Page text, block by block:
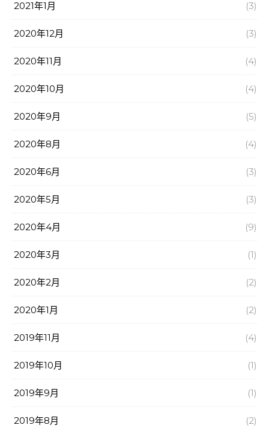
2021年1月 (3)
2020年12月 (3)
2020年11月 (4)
2020年10月 (4)
2020年9月 (5)
2020年8月 (4)
2020年6月 (3)
2020年5月 (3)
2020年4月 (9)
2020年3月 (1)
2020年2月 (2)
2020年1月 (2)
2019年11月 (4)
2019年10月 (1)
2019年9月 (1)
2019年8月 (2)